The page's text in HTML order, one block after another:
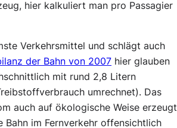
hier kalkuliert man pro Passagier
Verkehrsmittel und schlägt auch
der Bahn von 2007 hier glauben
mit rund 2,8 Litern
umrechnet). Das
auch auf ökologische Weise erzeugt
im Fernverkehr offensichtlich